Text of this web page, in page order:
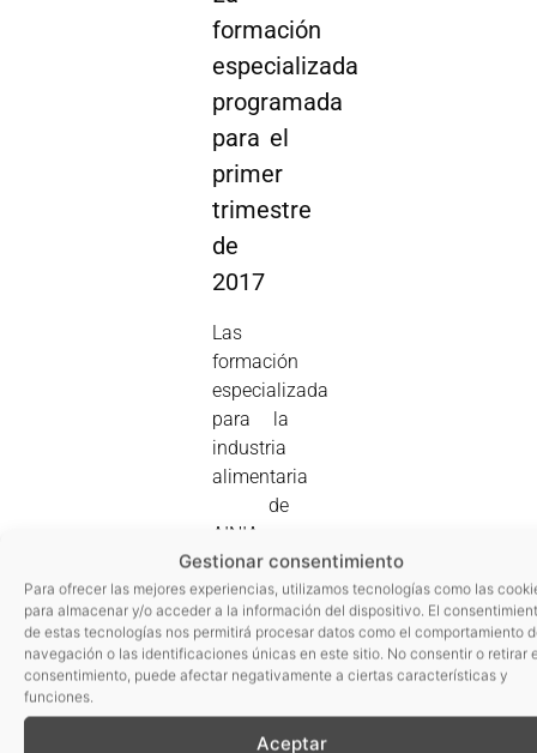
Gestionar consentimiento
Para ofrecer las mejores experiencias, utilizamos tecnologías como las
para almacenar y/o acceder a la información del dispositivo. El
de estas tecnologías nos permitirá procesar datos como el comportamiento
navegación o las identificaciones únicas en este sitio. No consentir o retirar
consentimiento, puede afectar negativamente a ciertas características y
funciones.
Aceptar
formación
especializada
programada
para el
primer
trimestre
de
2017
Las
formación
especializada
para la
industria
alimentaria
de
AINIA
dará
comienzo
el 20 de
enero en
el que se
plataforma